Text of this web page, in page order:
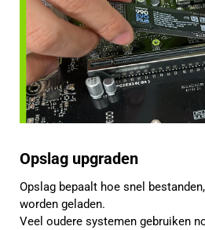
Opslag upgraden
Opslag bepaalt hoe snel
worden geladen.
Veel oudere systemen gebruiken